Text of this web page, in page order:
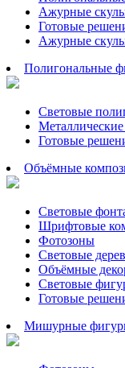
Ажурные
Готовые
Ажурные
Полигональные
Световые
Готовые
Объёмные
Световые
Шрифтовые
Фотозоны
Световые
Объёмные
Световые
Готовые
Мишурные